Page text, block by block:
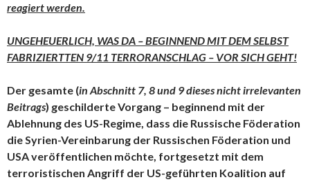
reagiert werden.
UNGEHEUERLICH, WAS DA – BEGINNEND MIT DEM SELBST
FABRIZIERTTEN 9/11 TERRORANSCHLAG – VOR SICH GEHT!
Der gesamte (in Abschnitt 7, 8 und 9 dieses nicht irrelevanten
Beitrags) geschilderte Vorgang – beginnend mit der
Ablehnung des US-Regime, dass die Russische Föderation
die Syrien-Vereinbarung der Russischen Föderation und
USA veröffentlichen möchte, fortgesetzt mit dem
terroristischen Angriff der US-geführten Koalition auf